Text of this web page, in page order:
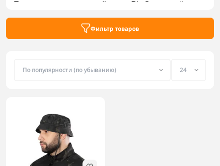
Панама сшита из прочной ткани Rip-Stop, устойчива к
вентиляцией для комфорта в жару. Заказать
Фильтр товаров